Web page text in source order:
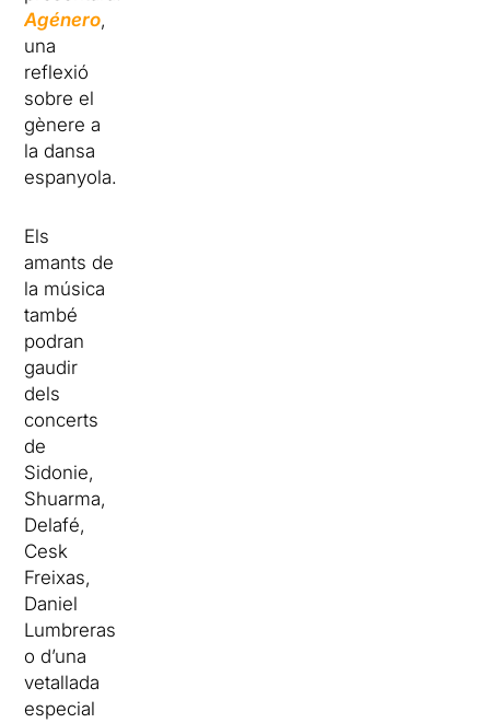
Agénero,
una
reflexió
sobre el
gènere a
la dansa
espanyola.
Els
amants de
la música
també
podran
gaudir
dels
concerts
de
Sidonie,
Shuarma,
Delafé,
Cesk
Freixas,
Daniel
Lumbreras
o d’una
vetallada
especial